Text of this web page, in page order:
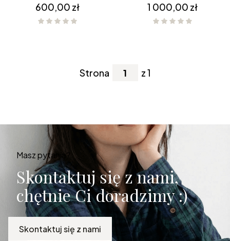
Cena
600,00 zł
Cena
1 000,00 zł
Strona z 1
Masz pytania?
Skontaktuj się z nami,
chętnie Ci doradzimy :)
Skontaktuj się z nami